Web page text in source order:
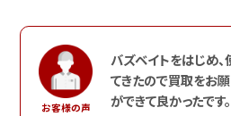
お客様の声
バズベイトをはじめ
てきたので買取をお
ができて良かったです。